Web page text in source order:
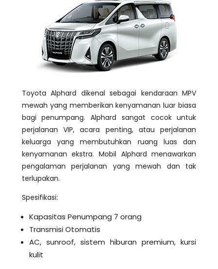
Toyota Alphard dikenal sebagai kendaraan MPV
mewah yang memberikan kenyamanan luar biasa
bagi penumpang. Alphard sangat cocok untuk
perjalanan VIP, acara penting, atau perjalanan
keluarga yang membutuhkan ruang luas dan
kenyamanan ekstra. Mobil Alphard menawarkan
pengalaman perjalanan yang mewah dan tak
terlupakan.
Spesifikasi:
Kapasitas Penumpang 7 orang
Transmisi Otomatis
AC, sunroof, sistem hiburan premium, kursi
kulit